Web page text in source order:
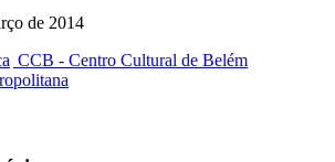
de 2014
CCB - Centro Cultural de Belém